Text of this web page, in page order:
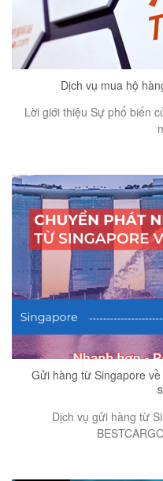
Dịch vụ mua hộ
Lời giới thiệu Sự phổ biến
Gửi hàng từ Singapore
Dịch vụ gửi hàng từ